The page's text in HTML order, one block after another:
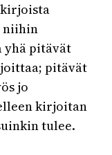
niihin
yhä pitävät
pitävät
jo
kirjoitan
tulee.